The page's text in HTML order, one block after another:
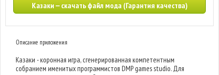
Казаки — скачать файл мода (Гарантия качества)
Описание приложения
Казаки - коронная игра, сгенерированная компетентным
собранием именитых программистов DMP games studio. Для